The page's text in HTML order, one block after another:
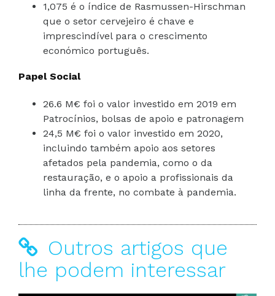
1,075 é o índice de Rasmussen-Hirschman
que o setor cervejeiro é chave e
imprescindível para o crescimento
económico português.
Papel Social
26.6 M€ foi o valor investido em 2019 em
Patrocínios, bolsas de apoio e patronagem
24,5 M€ foi o valor investido em 2020,
incluindo também apoio aos setores
afetados pela pandemia, como o da
restauração, e o apoio a profissionais da
linha da frente, no combate à pandemia.
Outros artigos que
lhe podem interessar